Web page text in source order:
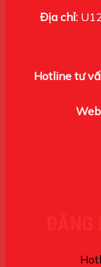
Địa chỉ:
Hotline tư